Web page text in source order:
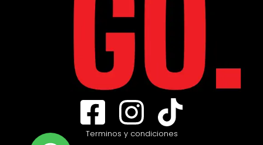
Terminos y condiciones